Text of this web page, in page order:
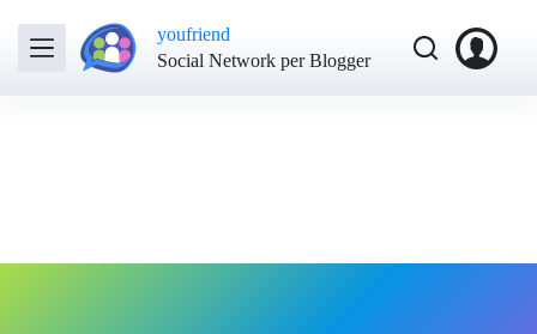
youfriend
Social Network per Blogger